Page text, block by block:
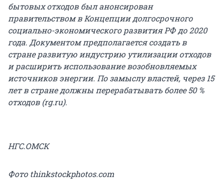
бытовых отходов был анонсирован
правительством в Концепции долгосрочного
социально-экономического развития РФ до 2020
года. Документом предполагается создать в
стране развитую индустрию утилизации отходов
и расширить использование возобновляемых
источников энергии. По замыслу властей, через 15
лет в стране должны перерабатывать более 50 %
отходов (rg.ru).
НГС.ОМСК
Фото thinkstockphotos.com